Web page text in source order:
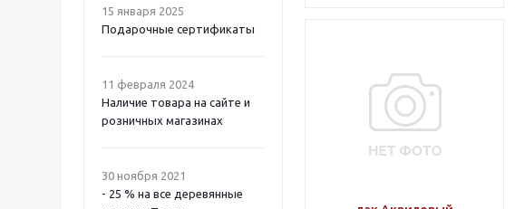
15 января 2025
Подарочные сертификаты
11 февраля 2024
Наличие товара на сайте и
розничных магазинах
30 ноября 2021
- 25 % на все деревянные